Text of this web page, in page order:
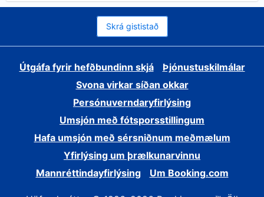
Skrá gististað
Útgáfa fyrir hefðbundinn skjá
Þjónustuskilmálar
Svona virkar síðan okkar
Persónuverndaryfirlýsing
Umsjón með fótsporsstillingum
Hafa umsjón með sérsniðnum meðmælum
Yfirlýsing um þrælkunarvinnu
Mannréttindayfirlýsing
Um Booking.com